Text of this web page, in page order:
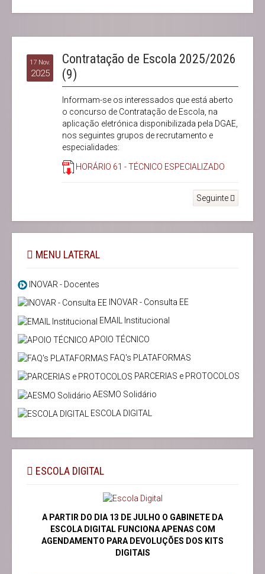
17 Nov.
2025
Contratação de Escola 2025/2026
(9)
Informam-se os interessados que está aberto
o concurso de Contratação de Escola, na
aplicação eletrónica disponibilizada pela DGAE,
nos seguintes grupos de recrutamento e
especialidades:
HORÁRIO 61 - TÉCNICO ESPECIALIZADO
Seguinte
MENU LATERAL
INOVAR - Docentes
INOVAR - Consulta EE
EMAIL Institucional
APOIO TÉCNICO
FAQ's PLATAFORMAS
PARCERIAS e PROTOCOLOS
AESMO Solidário
ESCOLA DIGITAL
ESCOLA DIGITAL
A PARTIR DO DIA 13 DE JULHO O GABINETE DA
ESCOLA DIGITAL FUNCIONA APENAS COM
AGENDAMENTO PARA DEVOLUÇÕES DOS KITS
DIGITAIS